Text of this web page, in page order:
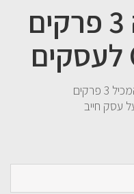
קבלו במתנה 3 פרקים
קבלו למייל קובץ PDF המכיל 3 פרקים
עסק חייב